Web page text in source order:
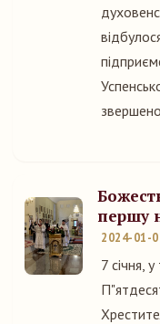
першу
2024-01-
7 січня,